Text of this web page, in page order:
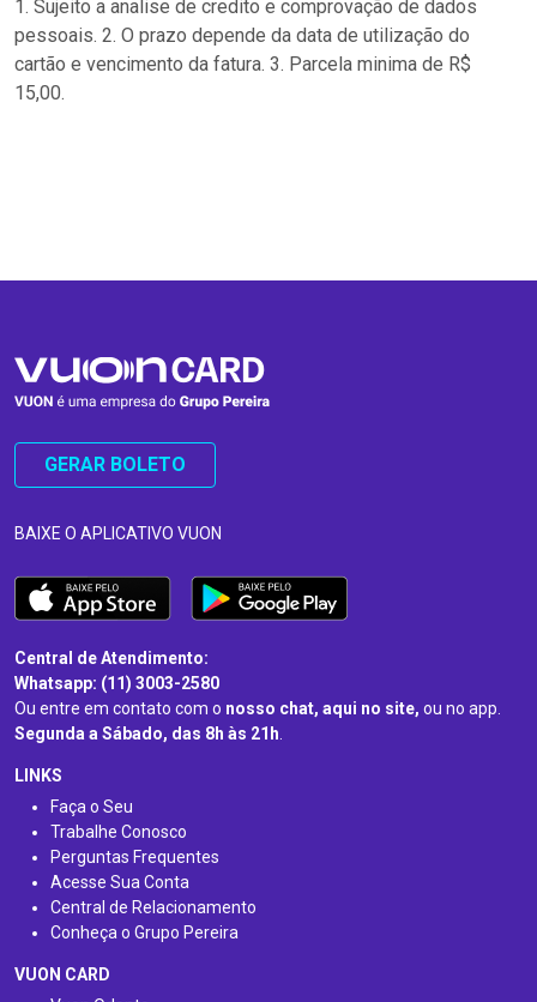
1. Sujeito a analise de credito e comprovação de dados
pessoais. 2. O prazo depende da data de utilização do
cartão e vencimento da fatura. 3. Parcela minima de R$
15,00.
GERAR BOLETO
BAIXE O APLICATIVO VUON
Central de Atendimento:
Whatsapp: (11) 3003-2580
Ou entre em contato com o nosso chat, aqui no site, ou no app.
Segunda a Sábado, das 8h às 21h.
LINKS
Faça o Seu
Trabalhe Conosco
Perguntas Frequentes
Acesse Sua Conta
Central de Relacionamento
Conheça o Grupo Pereira
VUON CARD